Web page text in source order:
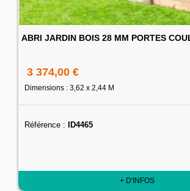
ABRI JARDIN BOIS 28 MM PORTES
3 374,00 €
Dimensions : 3,62 x 2,44 M
Référence : ID4465
+ D'INFOS